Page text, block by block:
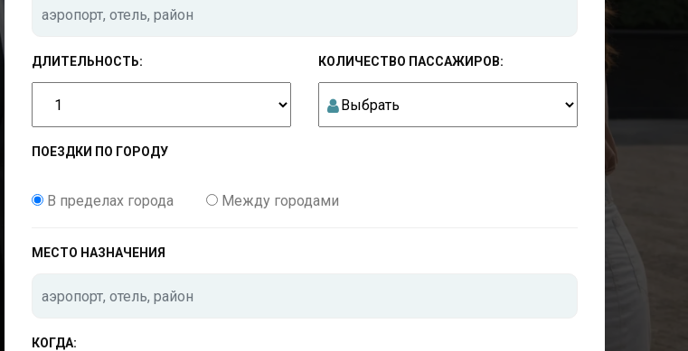
ДЛИТЕЛЬНОСТЬ: КОЛИЧЕСТВО ПАССАЖИРОВ:
ПОЕЗДКИ ПО ГОРОДУ
В пределах города Между городами
МЕСТО НАЗНАЧЕНИЯ
КОГДА: